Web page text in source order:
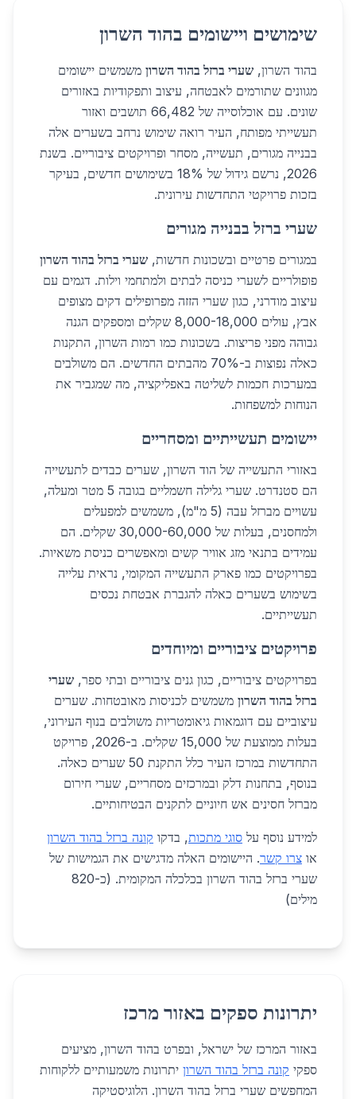
שימושים ויישומים בהוד השרון
בהוד השרון, שערי ברזל בהוד השרון משמשים יישומים
מגוונים שתורמים לאבטחה, עיצוב ותפקודיות באזורים
שונים. עם אוכלוסייה של 66,482 תושבים ואזור
תעשייתי מפותח, העיר רואה שימוש נרחב בשערים אלה
בבנייה מגורים, תעשייה, מסחר ופרויקטים ציבוריים. בשנת
2026, נרשם גידול של 18% בשימושים חדשים, בעיקר
בזכות פרויקטי התחדשות עירונית.
שערי ברזל בבנייה מגורים
במגורים פרטיים ובשכונות חדשות, שערי ברזל בהוד השרון
פופולריים לשערי כניסה לבתים ולמתחמי וילות. דגמים עם
עיצוב מודרני, כגון שערי הזזה מפרופילים דקים מצופים
אבץ, עולים 8,000-18,000 שקלים ומספקים הגנה
גבוהה מפני פריצות. בשכונות כמו רמות השרון, התקנות
כאלה נפוצות ב-70% מהבתים החדשים. הם משולבים
במערכות חכמות לשליטה באפליקציה, מה שמגביר את
הנוחות למשפחות.
יישומים תעשייתיים ומסחריים
באזורי התעשייה של הוד השרון, שערים כבדים לתעשייה
הם סטנדרט. שערי גלילה חשמליים בגובה 5 מטר ומעלה,
עשויים מברזל עבה (5 מ"מ), משמשים למפעלים
ולמחסנים, בעלות של 30,000-60,000 שקלים. הם
עמידים בתנאי מזג אוויר קשים ומאפשרים כניסת משאיות.
בפרויקטים כמו פארק התעשייה המקומי, נראית עלייה
בשימוש בשערים כאלה להגברת אבטחת נכסים
תעשייתיים.
פרויקטים ציבוריים ומיוחדים
בפרויקטים ציבוריים, כגון גנים ציבוריים ובתי ספר, שערי
ברזל בהוד השרון משמשים לכניסות מאובטחות. שערים
עיצוביים עם דוגמאות גיאומטריות משולבים בנוף העירוני,
בעלות ממוצעת של 15,000 שקלים. ב-2026, פרויקט
התחדשות במרכז העיר כלל התקנת 50 שערים כאלה.
בנוסף, בתחנות דלק ובמרכזים מסחריים, שערי חירום
מברזל חסינים אש חיוניים לתקנים הבטיחותיים.
למידע נוסף על סוגי מתכות, בדקו קונה ברזל בהוד השרון
או צרו קשר. היישומים האלה מדגישים את הגמישות של
שערי ברזל בהוד השרון בכלכלה המקומית. (כ-820
מילים)
יתרונות ספקים באזור מרכז
באזור המרכז של ישראל, ובפרט בהוד השרון, מציעים
ספקי קונה ברזל בהוד השרון יתרונות משמעותיים ללקוחות
המחפשים שערי ברזל בהוד השרון. הלוגיסטיקה